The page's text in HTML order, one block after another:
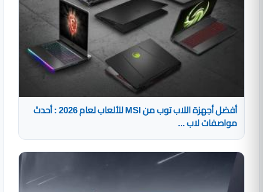
أفضل أجهزة اللاب توب من MSI للألعاب لعام 2026 : أحدث
مواصفات لاب ...